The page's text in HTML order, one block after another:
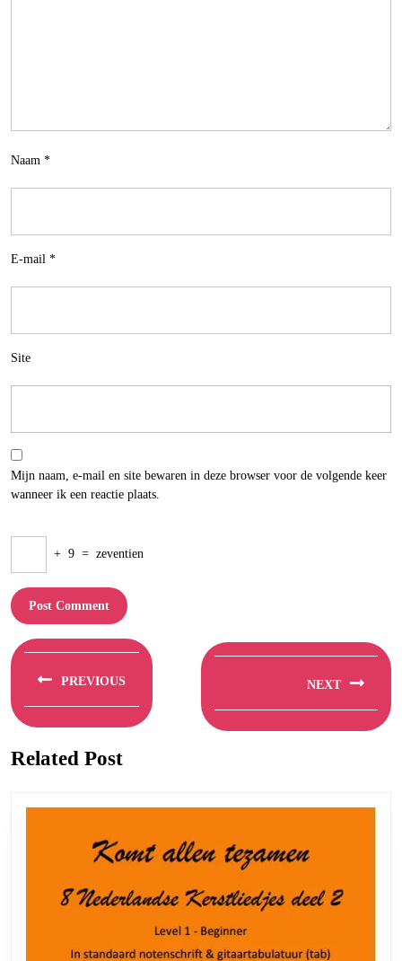
Naam *
E-mail *
Site
Mijn naam, e-mail en site bewaren in deze browser voor de volgende keer
wanneer ik een reactie plaats.
+ 9 = zeventien
Berichtnavigatie
PREVIOUS
post:
NEXT
post:
Related Post